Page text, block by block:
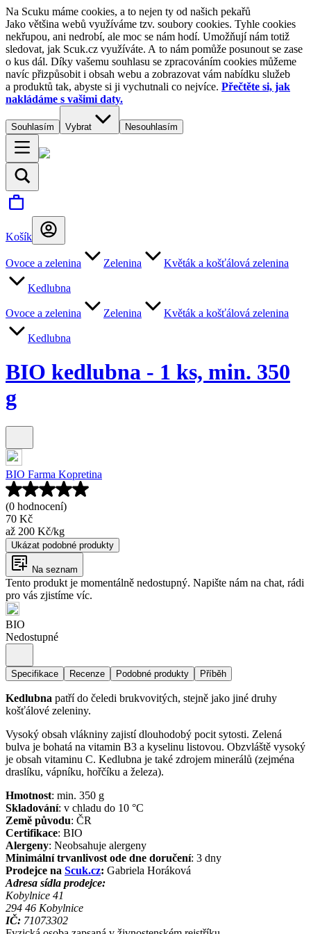
Na Scuku máme cookies, a to nejen ty od našich pekařů
Jako většina webů využíváme tzv. soubory cookies. Tyhle cookies
nekřupou, ani nedrobí, ale moc se nám hodí. Umožňují nám totiž
sledovat, jak Scuk.cz využíváte. A to nám pomůže posunout se zase
o kus dál. Díky vašemu souhlasu se zpracováním cookies můžeme
navíc přizpůsobit i obsah webu a zobrazovat vám nabídku služeb
a produktů tak, abyste si ji vychutnali co nejvíce. Přečtěte si, jak
nakládáme s vašimi daty.
Souhlasím Vybrat Nesouhlasím
Košík
Ovoce a zelenina Zelenina Květák a košťálová zelenina
Kedlubna
Ovoce a zelenina Zelenina Květák a košťálová zelenina
Kedlubna
BIO kedlubna - 1 ks, min. 350
g
BIO Farma Kopretina
(0 hodnocení)
70 Kč
až 200 Kč/kg
Ukázat podobné produkty
Na seznam
Tento produkt je momentálně nedostupný. Napište nám na chat, rádi
pro vás zjistíme víc.
BIO
Nedostupné
Specifikace Recenze Podobné produkty Příběh
Kedlubna patří do čeledi brukvovitých, stejně jako jiné druhy
košťálové zeleniny.
Vysoký obsah vlákniny zajistí dlouhodobý pocit sytosti. Zelená
bulva je bohatá na vitamin B3 a kyselinu listovou. Obzvláště vysoký
je obsah vitaminu C. Kedlubna je také zdrojem minerálů (zejména
draslíku, vápníku, hořčíku a železa).
Hmotnost: min. 350 g
Skladování: v chladu do 10 °C
Země původu: ČR
Certifikace: BIO
Alergeny: Neobsahuje alergeny
Minimální trvanlivost ode dne doručení: 3 dny
Prodejce na Scuk.cz: Gabriela Horáková
Adresa sídla prodejce:
Kobylnice 41
294 46 Kobylnice
IČ: 71073302